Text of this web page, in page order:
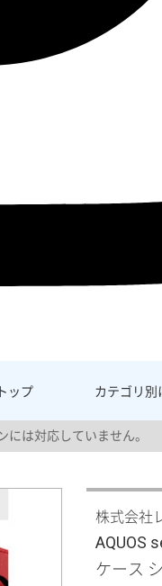
トップ カテゴリ別
は対応していません。
株式会社
AQUOS
ケース